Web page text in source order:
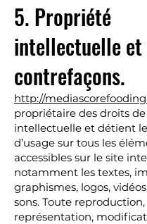
5. Propriété
intellectuelle et
contrefaçons.
http://
propriétaire des droits
intellectuelle et détient
d’usage sur tous les
accessibles sur le site
notamment les textes,
graphismes, logos,
sons. Toute reproduction,
représentation,